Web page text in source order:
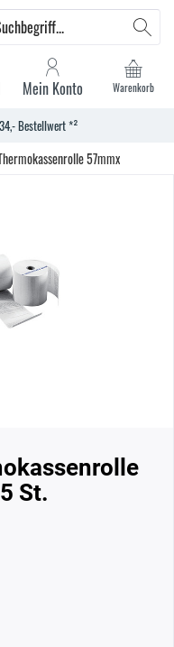
Bestellwert *²
Warenkorb
Mein Konto
57mmx25m EC
St.